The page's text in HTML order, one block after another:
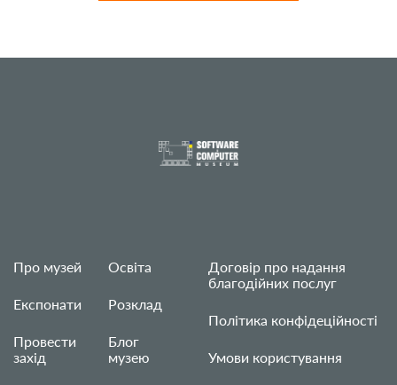
Про музей
Експонати
Провести
захід
Освіта
Розклад
Блог
музею
Договір про надання
благодійних послуг
Політика конфідеційності
Умови користування